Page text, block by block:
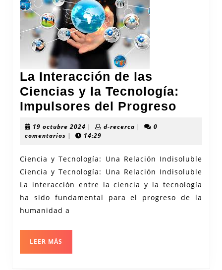
La Interacción de las
Ciencias y la Tecnología:
Impulsores del Progreso
y
la
19 octubre 2024 19
octubre
| d-recercad-|
0
comentarios | 14:29
Ciencia y Tecnología: Una Relación Indisoluble
Ciencia y Tecnología: Una Relación Indisoluble
La interacción entre la ciencia y la tecnología
ha sido fundamental para el progreso de la
humanidad a
LEER MÁS